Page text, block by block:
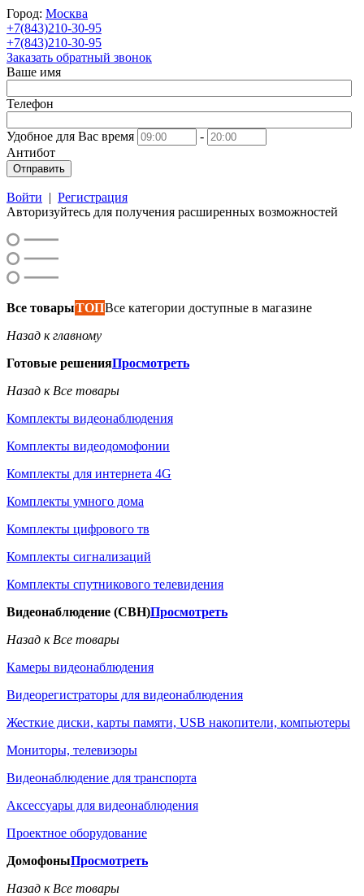
Город: Москва
+7(843)210-30-95
+7(843)210-30-95
Заказать обратный звонок
Ваше имя
Телефон
Удобное для Вас время
-
Антибот
Отправить
Войти | Регистрация
Авторизуйтесь для получения расширенных возможностей
Все товарыТОПВсе категории доступные в магазине
Назад к главному
Готовые решенияПросмотреть
Назад к Все товары
Комплекты видеонаблюдения
Комплекты видеодомофонии
Комплекты для интернета 4G
Комплекты умного дома
Комплекты цифрового тв
Комплекты сигнализаций
Комплекты спутникового телевидения
Видеонаблюдение (СВН)Просмотреть
Назад к Все товары
Камеры видеонаблюдения
Видеорегистраторы для видеонаблюдения
Жесткие диски, карты памяти, USB накопители, компьютеры
Мониторы, телевизоры
Видеонаблюдение для транспорта
Аксессуары для видеонаблюдения
Проектное оборудование
ДомофоныПросмотреть
Назад к Все товары